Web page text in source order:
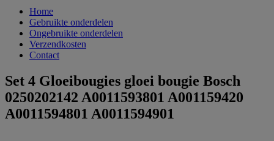
Home
Gebruikte onderdelen
Ongebruikte onderdelen
Verzendkosten
Contact
Set 4 Gloeibougies gloei bougie Bosch
0250202142 A0011593801 A001159420
A0011594801 A0011594901